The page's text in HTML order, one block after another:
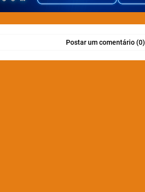
Postar um comentário (0)